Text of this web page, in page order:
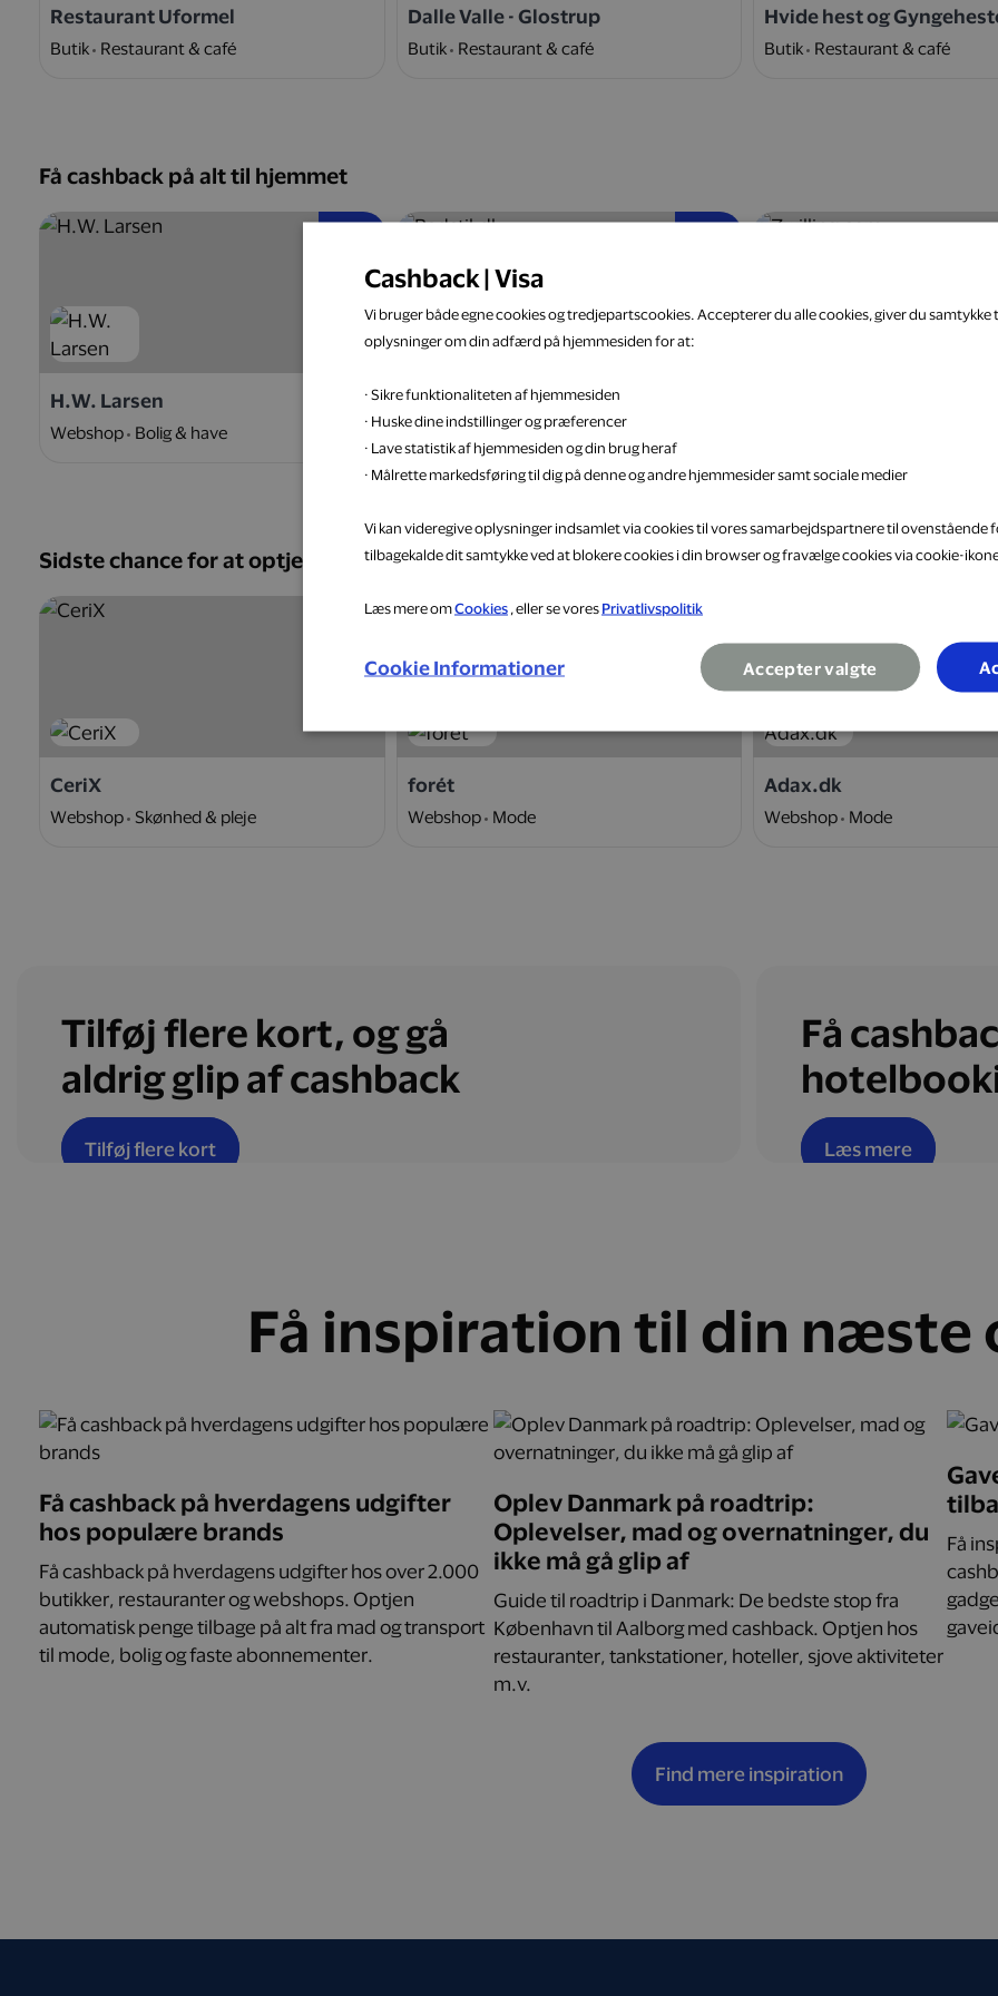
Restaurant Uformel
Butik Restaurant & café
Dalle Valle - Glostrup
Butik Restaurant & café
Hvide hest og
Butik Restaurant & café
Få cashback på alt til hjemmet
H.W. Larsen
Webshop Bolig & have
Badstil.dk
Webshop Bolig & have
Sidste chance for at optjene
5 %
CeriX
Webshop Skønhed & pleje
10 %
forét
Webshop Mode
Adax.dk
Webshop Mode
Tilføj flere kort, og gå
aldrig glip af cashback
Tilføj flere kort
Få
Læs mere
Få inspiration til din næste
Få cashback på hverdagens udgifter
hos populære brands
Få cashback på hverdagens udgifter hos over 2.000
butikker, restauranter og webshops. Optjen
automatisk penge tilbage på alt fra mad og transport
til mode, bolig og faste abonnementer.
Oplev Danmark på roadtrip:
Oplevelser, mad og overnatninger, du
ikke må gå glip af
Guide til roadtrip i Danmark: De bedste stop fra
København til Aalborg med cashback. Optjen hos
restauranter, tankstationer, hoteller, sjove aktiviteter
m.v.
Få
Find mere inspiration
Cashback | Visa
Vi bruger både egne cookies og tredjepartscookies. Accepterer du alle cookies, giver du samtykke
oplysninger om din adfærd på hjemmesiden for at:
· Sikre funktionaliteten af hjemmesiden
· Huske dine indstillinger og præferencer
· Lave statistik af hjemmesiden og din brug heraf
· Målrette markedsføring til dig på denne og andre hjemmesider samt sociale medier
Vi kan videregive oplysninger indsamlet via cookies til vores samarbejdspartnere til ovenstående
tilbagekalde dit samtykke ved at blokere cookies i din browser og fravælge cookies via cookie-
Læs mere omCookies , eller se vores Privatlivspolitik
Accepter valgte
Cookie Informationer